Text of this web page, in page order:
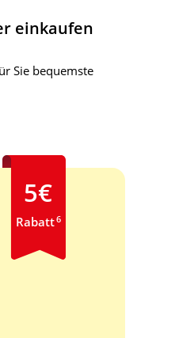
einkaufen
Sie bequemste
5€
Rabatt6